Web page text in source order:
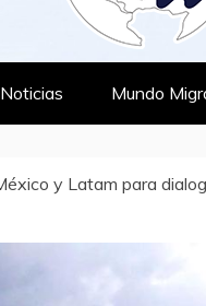
Mundo
y Latam para